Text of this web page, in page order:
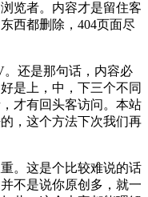
览者。内容才是留住客
西都删除，404页面尽
还是那句话，内容必
是上，中，下三个不同
才有回头客访问。本站
，这个方法下次我们再
。这是个比较难说的话
不是说你原创多，就一